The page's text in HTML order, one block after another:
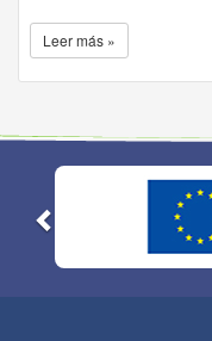
Leer más »